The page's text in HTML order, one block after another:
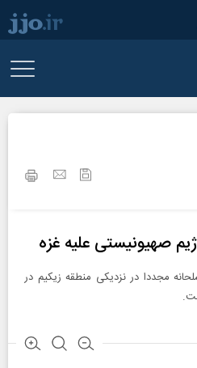
صهیونیستی علیه غزه
مجددا در نزدیکی منطقه زیکیم در